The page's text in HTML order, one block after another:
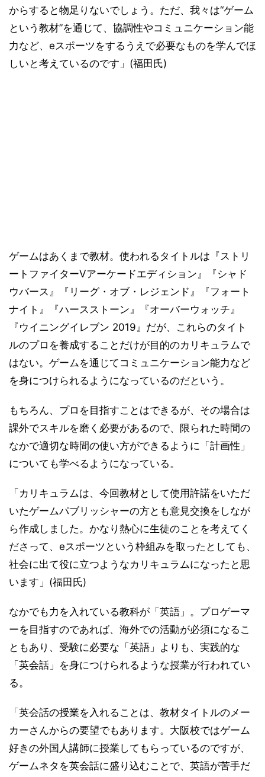
からすると物足りないでしょう。ただ、我々は“ゲーム
という教材”を通じて、協調性やコミュニケーション能
力など、eスポーツをするうえで必要なものを学んでほ
しいと考えているのです」(福田氏)
ゲームはあくまで教材。使われるタイトルは『ストリ
ートファイターVアーケードエディション』『シャド
ウバース』『リーグ・オブ・レジェンド』『フォート
ナイト』『ハースストーン』『オーバーウォッチ』
『ウイニングイレブン 2019』だが、これらのタイト
ルのプロを養成することだけが目的のカリキュラムで
はない。ゲームを通じてコミュニケーション能力など
を身につけられるようになっているのだという。
もちろん、プロを目指すことはできるが、その場合は
課外でスキルを磨く必要があるので、限られた時間の
なかで適切な時間の使い方ができるように「計画性」
についても学べるようになっている。
「カリキュラムは、今回教材として使用許諾をいただ
いたゲームパブリッシャーの方とも意見交換をしなが
ら作成しました。かなり熱心に生徒のことを考えてく
ださって、eスポーツという枠組みを取ったとしても、
社会に出て役に立つようなカリキュラムになったと思
います」(福田氏)
なかでも力を入れている教科が「英語」。プロゲーマ
ーを目指すのであれば、海外での活動が必須になるこ
ともあり、受験に必要な「英語」よりも、実践的な
「英会話」を身につけられるような授業が行われてい
る。
「英会話の授業を入れることは、教材タイトルのメー
カーさんからの要望でもあります。大阪校ではゲーム
好きの外国人講師に授業してもらっているのですが、
ゲームネタを英会話に盛り込むことで、英語が苦手だ